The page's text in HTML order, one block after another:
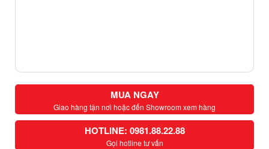
MUA NGAY
Giao hàng tận nơi hoặc đến Showroom xem hàng
HOTLINE: 0981.88.22.88
Gọi hotline tư vấn